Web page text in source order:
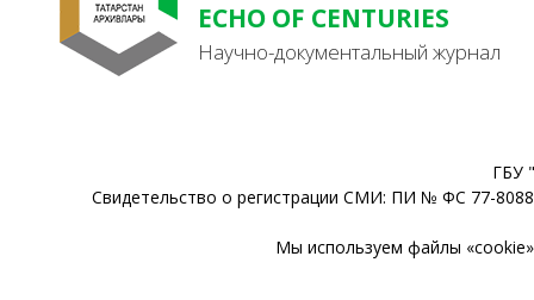
ECHO OF CENTURIES
Научно-документальный журнал
ГБУ
Свидетельство о регистрации СМИ: ПИ № ФС 77-
Мы используем файлы «cookie»